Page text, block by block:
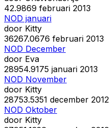
42.9869 februari 2013
NOD januari
door Kitty
36267.0676 februari 2013
NOD December
door Eva
28954.9175 januari 2013
NOD November
door Kitty
28753.5351 december 2012
NOD Oktober
door Kitty